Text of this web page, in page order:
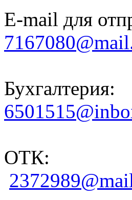
E-mail для
Бухгалтерия:
ОТК: